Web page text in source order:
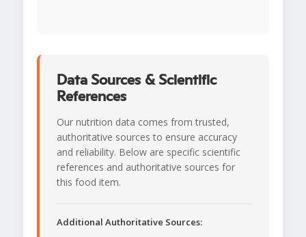
Data Sources & Scientific
References
Our nutrition data comes from trusted,
authoritative sources to ensure accuracy
and reliability. Below are specific scientific
references and authoritative sources for
this food item.
Additional Authoritative Sources: